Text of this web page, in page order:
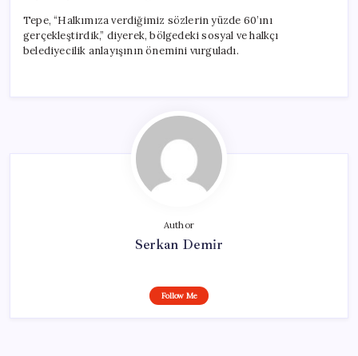
Tepe, “Halkımıza verdiğimiz sözlerin yüzde 60’ını
gerçekleştirdik,” diyerek, bölgedeki sosyal ve halkçı
belediyecilik anlayışının önemini vurguladı.
Author
Serkan Demir
Follow Me